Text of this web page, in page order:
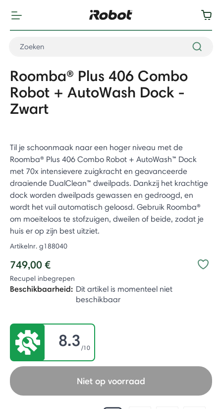
Roomba® Plus 406 Combo
Robot + AutoWash Dock -
Zwart
Til je schoonmaak naar een hoger niveau met de
Roomba® Plus 406 Combo Robot + AutoWash™ Dock
met 70x intensievere zuigkracht en geavanceerde
draaiende DualClean™ dweilpads. Dankzij het krachtige
dock worden dweilpads gewassen en gedroogd, en
wordt het vuil automatisch geloosd. Gebruik Roomba®
om moeiteloos te stofzuigen, dweilen of beide, zodat je
huis er op zijn best uitziet.
Artikelnr. g188040
749,00 €
Recupel inbegrepen
Beschikbaarheid: Dit artikel is momenteel niet
beschikbaar
8.3 /10
Niet op voorraad